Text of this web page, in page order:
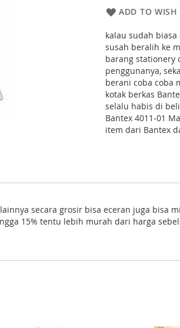
ADD TO WISH
kalau sudah
susah beralih ke
barang stationery
penggunanya,
berani coba coba
kotak berkas
selalu habis di
Bantex 4011-01
item dari Bantex
secara grosir bisa eceran juga bisa
15% tentu lebih murah dari harga